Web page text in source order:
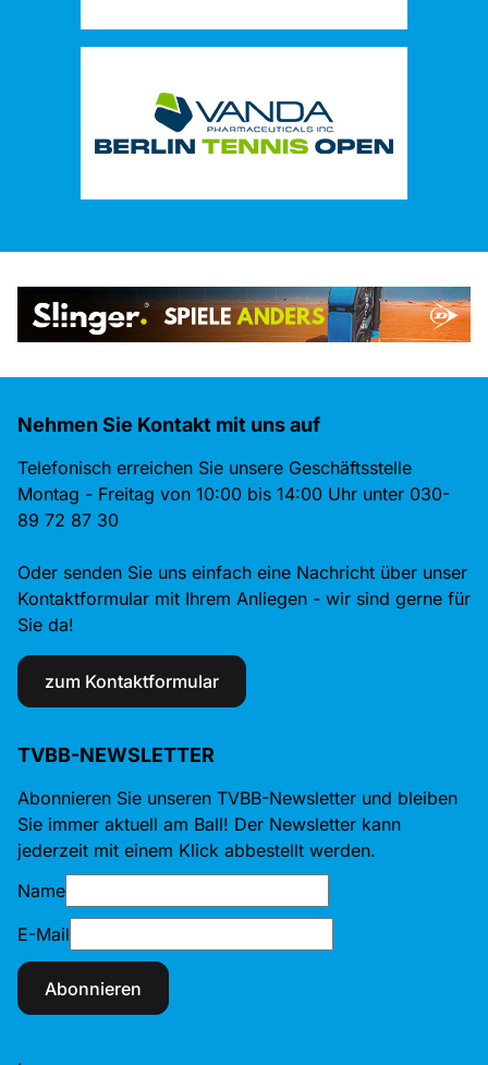
Nehmen Sie Kontakt mit uns auf
Telefonisch erreichen Sie unsere Geschäftsstelle
Montag - Freitag von 10:00 bis 14:00 Uhr unter 030-
89 72 87 30
Oder senden Sie uns einfach eine Nachricht über unser
Kontaktformular mit Ihrem Anliegen - wir sind gerne für
Sie da!
zum Kontaktformular
TVBB-NEWSLETTER
Abonnieren Sie unseren TVBB-Newsletter und bleiben
Sie immer aktuell am Ball! Der Newsletter kann
jederzeit mit einem Klick abbestellt werden.
Name
E-Mail
Abonnieren